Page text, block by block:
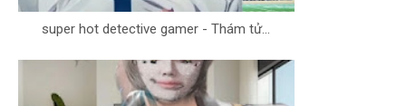
super hot detective gamer - Thám tử...